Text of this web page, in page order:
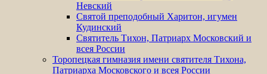
Невский
Святой преподобный Харитон, игумен
Кудинский
Святитель Тихон, Патриарх Московский и
всея России
Торопецкая гимназия имени святителя Тихона,
Патриарха Московского и всея России